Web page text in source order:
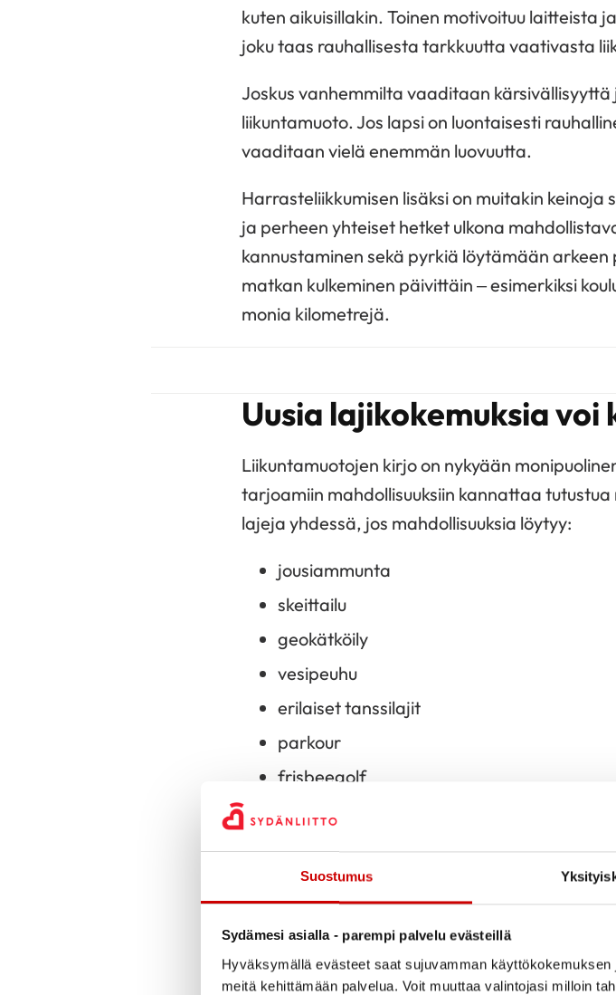
Suostumus
Sydämesi asialla - parempi palvelu evästeillä
Hyväksymällä evästeet saat sujuvamman
meitä kehittämään palvelua. Voit muuttaa valintojasi milloin
kuten aikuisillakin. Toinen motivoituu laitteista
joku taas rauhallisesta tarkkuutta vaativasta
Joskus vanhemmilta vaaditaan
liikuntamuoto. Jos lapsi on luontaisesti
vaaditaan vielä enemmän luovuutta.
Harrasteliikkumisen lisäksi on muitakin
ja perheen yhteiset hetket ulkona
kannustaminen sekä pyrkiä löytämään
matkan kulkeminen päivittäin – esimerkiksi
monia kilometrejä.
Uusia lajikokemuksia voi
Liikuntamuotojen kirjo on nykyään
tarjoamiin mahdollisuuksiin kannattaa
lajeja yhdessä, jos mahdollisuuksia löytyy:
jousiammunta
skeittailu
geokätköily
vesipeuhu
erilaiset tanssilajit
parkour
frisbeegolf
futsal
paintball
Omasta kunnasta saattaa löytyä myös
Lapset tarvitsevat yleensä onnistumisen